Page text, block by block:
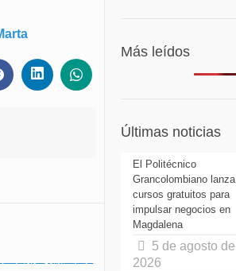
Más leídos
Últimas noticias
El Politécnico
Grancolombiano lanza
cursos gratuitos para
impulsar negocios en
Magdalena
5 de agosto de
2026